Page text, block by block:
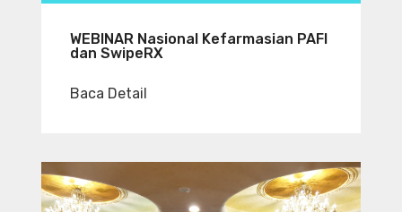
WEBINAR Nasional Kefarmasian PAFI
dan SwipeRX
Baca Detail